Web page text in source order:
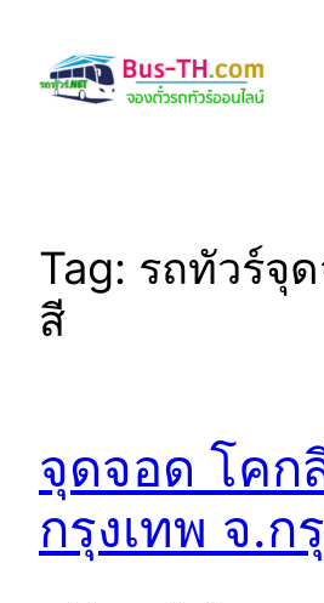
content
Tag: รถทัวร์จุ
สี
จุดจอด โคก
กรุงเทพ จ.ก